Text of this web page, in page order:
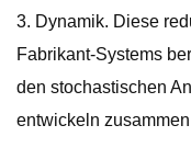
3. Dynamik. Diese
Fabrikant-Systems
den stochastischen
entwickeln